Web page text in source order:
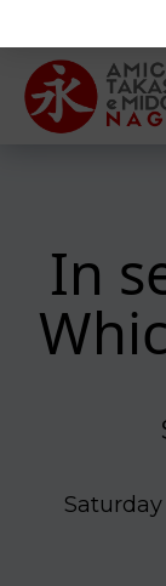
In